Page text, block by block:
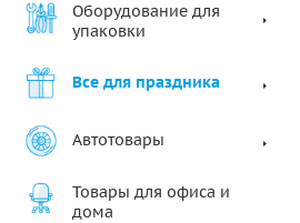
Оборудование для
упаковки
Все для праздника
Автотовары
Товары для офиса и
дома